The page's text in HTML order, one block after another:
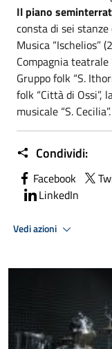
Il piano
consta di sei
Musica “Ischelios”
Compagnia teatrale
Gruppo folk “S.
folk “Città di Ossi”,
musicale “S. Cecilia”.
Condividi:
Facebook
LinkedIn
Vedi azioni